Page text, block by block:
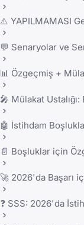
⚠️ YAPILMAMASI
💬 Senaryolar ve
📊 Özgeçmiş +
🎤 Mülakat
🤖 İstihdam
📄 Boşluklar için
🚀 2026'da Başarı
❓ SSS: 2026'da